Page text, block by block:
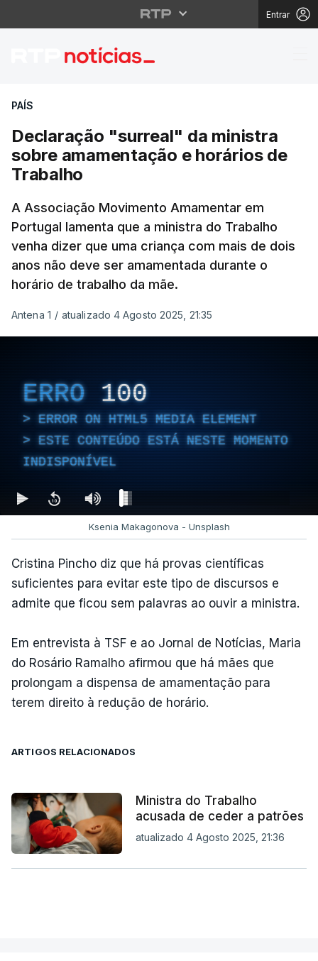
Entrar
Declaração "surreal"
PAÍS
Declaração "surreal" da ministra
sobre amamentação e horários de
Trabalho
A Associação Movimento Amamentar em
Portugal lamenta que a ministra do Trabalho
venha dizer que uma criança com mais de dois
anos não deve ser amamentada durante o
horário de trabalho da mãe.
Antena 1 / atualizado 4 Agosto 2025, 21:35
ERRO 100
ERROR ON HTML5 MEDIA ELEMENT
ESTE CONTEÚDO ESTÁ NESTE MOMENTO
INDISPONÍVEL
Ksenia Makagonova - Unsplash
Cristina Pincho diz que há provas científicas
suficientes para evitar este tipo de discursos e
admite que ficou sem palavras ao ouvir a ministra.
Em entrevista à TSF e ao Jornal de Notícias, Maria
do Rosário Ramalho afirmou que há mães que
prolongam a dispensa de amamentação para
terem direito à redução de horário.
ARTIGOS RELACIONADOS
Ministra do Trabalho
acusada de ceder a patrões
atualizado 4 Agosto 2025, 21:36